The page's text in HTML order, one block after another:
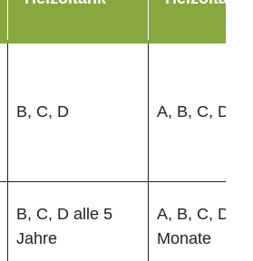
B, C, D A, B, C, D
B, C, D alle 5
Jahre
A, B, C, D
Monate